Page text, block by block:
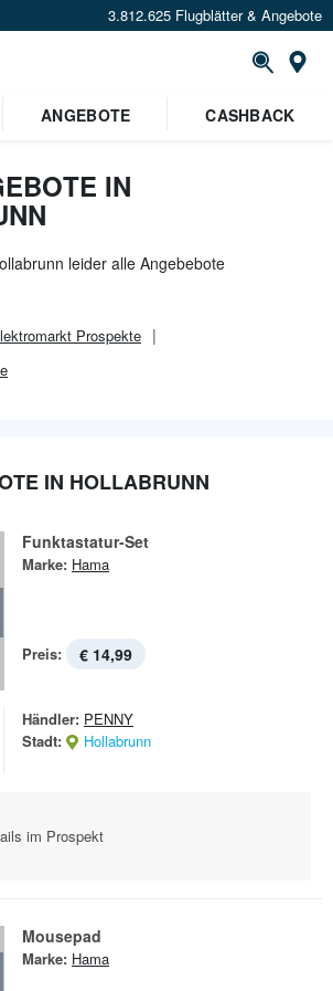
3.812.625 Flugblätter & Angebote
Standort festlegen
ANGEBOTE CASHBACK
IN
leider alle Angebebote
Prospekte
IN HOLLABRUNN
Funktastatur-Set
Marke: Hama
Preis: € 14,99
Händler: PENNY
Stadt:
Hollabrunn
im Prospekt
Mousepad
Marke: Hama